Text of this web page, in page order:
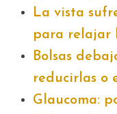
La vista
para relajar
Bolsas
reducirlas o
Glaucoma: